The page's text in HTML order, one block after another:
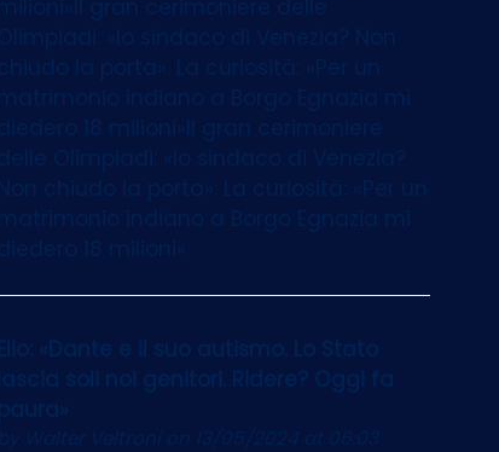
milioni»Il gran cerimoniere delle
Olimpiadi: «Io sindaco di Venezia? Non
chiudo la porta». La curiosità: «Per un
matrimonio indiano a Borgo Egnazia mi
diedero 18 milioni»Il gran cerimoniere
delle Olimpiadi: «Io sindaco di Venezia?
Non chiudo la porta». La curiosità: «Per un
matrimonio indiano a Borgo Egnazia mi
diedero 18 milioni»
Elio: «Dante e il suo autismo. Lo Stato
lascia soli noi genitori. Ridere? Oggi fa
paura»
by Walter Veltronion 13/05/2024 at 06:03